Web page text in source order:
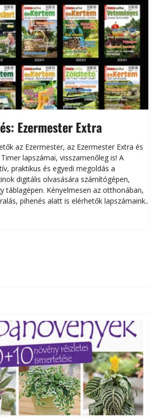
Ezermester Extra
az Ezermester, az Ezermester Extra és
lapszámai, visszamenőleg is! A
praktikus és egyedi megoldás a
digitális olvasására számítógépen,
táblagépen. Kényelmesen az otthonában,
pihenés alatt is elérhetők lapszámaink.